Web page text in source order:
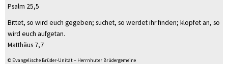
Psalm 25,5
Bittet, so wird euch gegeben; suchet, so werdet ihr finden; klopfet an, so
wird euch aufgetan.
Matthäus 7,7
© Evangelische Brüder-Unität – Herrnhuter Brüdergemeine